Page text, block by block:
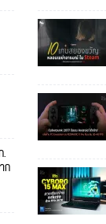
.
ก